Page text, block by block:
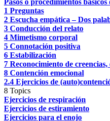
Pasos o procedimientos básicos
1 Preguntas
2 Escucha empática – Dos
3 Conducción del relato
4 Mimetismo corporal
5 Connotación positiva
6 Estabilización
7 Reconocimiento de
8 Contención emocional
2.4 Ejercicios de
8 Topics
Ejercicios de respiración
Ejercicios de estiramiento
Ejercicios para el enojo